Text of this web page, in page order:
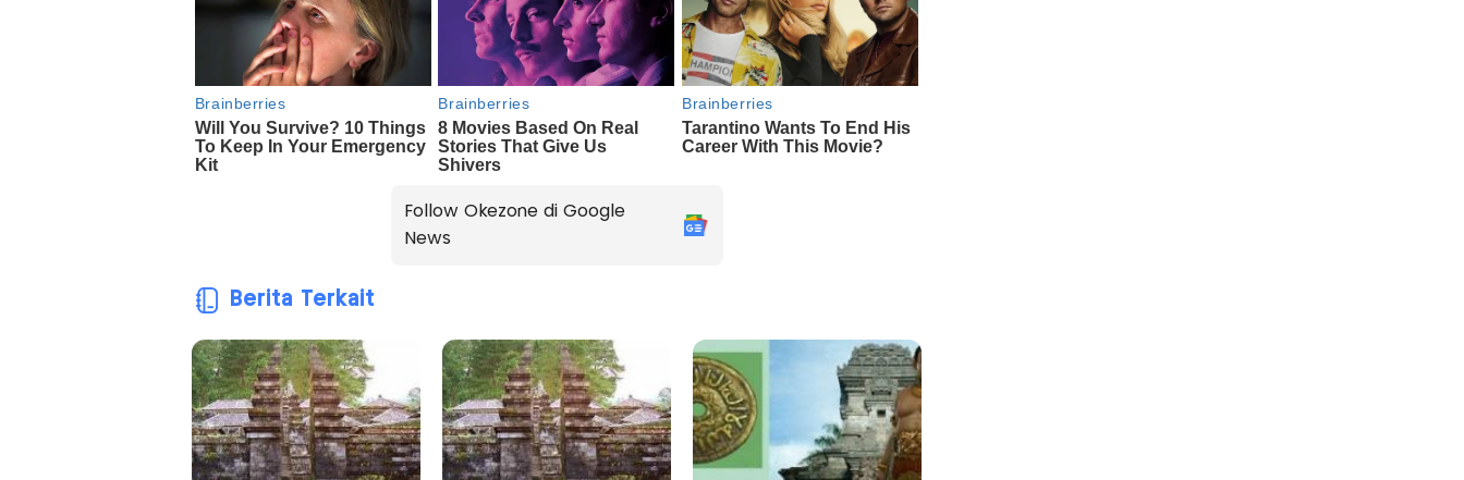
Follow Okezone di Google
News
Berita Terkait